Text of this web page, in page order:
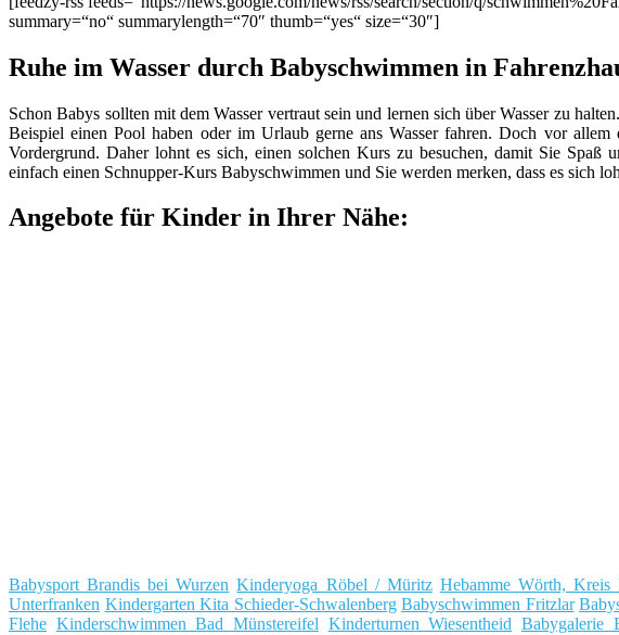
summary=“no“ summarylength=“70″ thumb=“yes“ size=“30″]
Ruhe im Wasser durch Babyschwimmen in
Schon Babys sollten mit dem Wasser vertraut sein und lernen sich über Wasser zu
Beispiel einen Pool haben oder im Urlaub gerne ans Wasser fahren. Doch vor
Vordergrund. Daher lohnt es sich, einen solchen Kurs zu besuchen, damit Sie Spaß
einfach einen Schnupper-Kurs Babyschwimmen und Sie werden merken, dass es sich
Angebote für Kinder in Ihrer Nähe:
Babysport Brandis bei Wurzen Kinderyoga Röbel / Müritz Hebamme Wörth, Kreis
Unterfranken Kindergarten Kita Schieder-Schwalenberg Babyschwimmen Fritzlar
Flehe Kinderschwimmen Bad Münstereifel Kinderturnen Wiesentheid Babygalerie